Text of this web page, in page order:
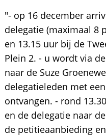
"- op 16 december
delegatie (maximaal 8
en 13.15 uur bij de
Plein 2. - u wordt via
naar de Suze
delegatieleden met
ontvangen. - rond
en de delegatie naar
de petitieaanbieding